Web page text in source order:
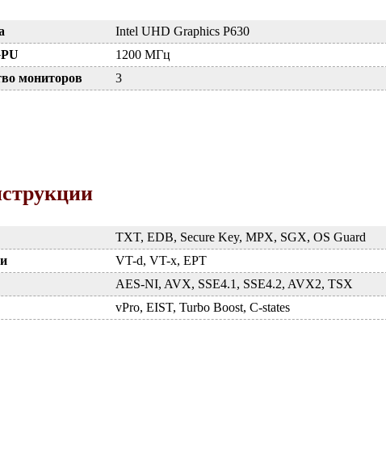
Intel UHD Graphics P630
1200 МГц
мониторов
3
TXT, EDB, Secure Key, MPX, SGX, OS Guard
VT-d, VT-x, EPT
AES-NI, AVX, SSE4.1, SSE4.2, AVX2, TSX
vPro, EIST, Turbo Boost, C-states